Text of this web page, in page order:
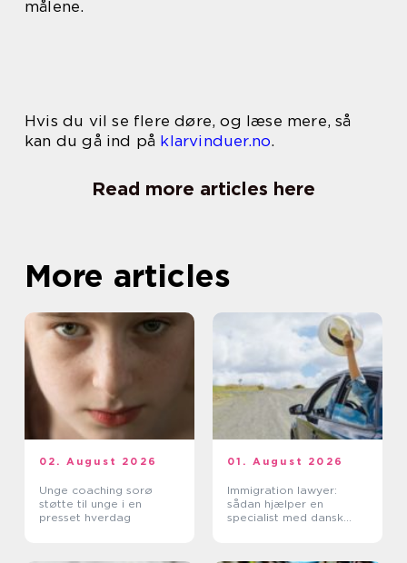
målene.
Hvis du vil se flere døre, og læse mere, så
kan du gå ind på klarvinduer.no.
Read more articles here
More articles
02. August 2026
Unge coaching sorø
støtte til unge i en
presset hverdag
01. August 2026
Immigration lawyer:
sådan hjælper en
specialist med dansk